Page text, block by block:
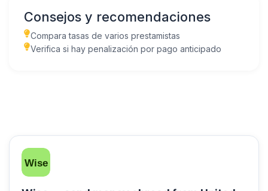
Consejos y recomendaciones
Compara tasas de varios prestamistas
Verifica si hay penalización por pago anticipado